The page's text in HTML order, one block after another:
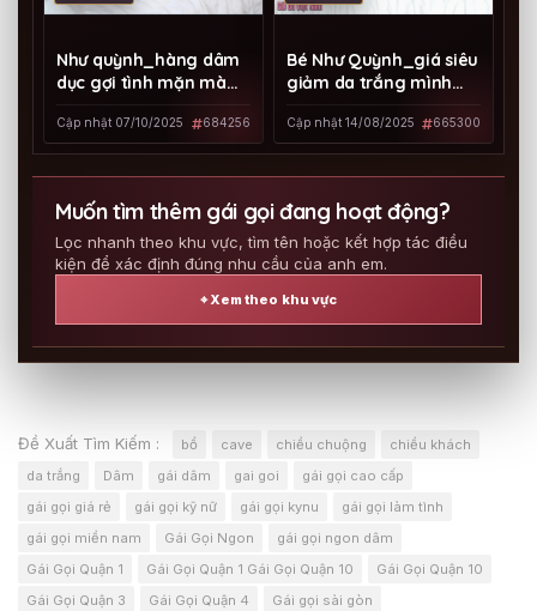
Như quỳnh_hàng dâm
dục gợi tình mặn mà
Cập nhật 07/10/2025 684256
Bé Như Quỳnh_giá siêu
giảm da trắng mình
Cập nhật 14/08/2025 665300
Muốn tìm thêm gái gọi đang hoạt động?
Lọc nhanh theo khu vực, tìm tên hoặc kết hợp tác điều
kiện để xác định đúng nhu cầu của anh em.
⌖ Xem theo khu vực
Đề Xuất Tìm Kiếm : bổ cave chiều chuộng
chiều khách
da trắng
Dâm gái dâm gai goi
gái gọi cao cấp
gái gọi giá rẻ
gái gọi kỹ nữ gái gọi kynu
gái gọi làm tình
gái gọi miền nam
Gái Gọi Ngon
gái gọi ngon dâm
Gái Gọi Quận 1
Gái Gọi Quận 1 Gái Gọi Quận 10
Gái Gọi Quận 10
Gái Gọi Quận 3
Gái Gọi Quận 4
Gái gọi sài gòn